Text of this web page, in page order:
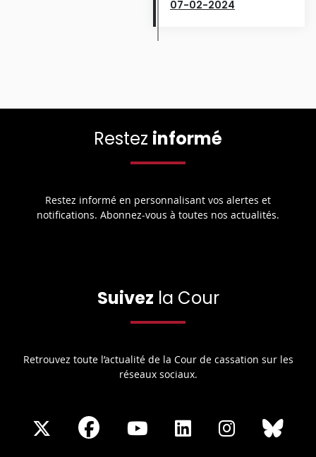
07-02-2024
Restez informé
Restez informé en personnalisant vos alertes et
notifications. Abonnez-vous à toutes nos actualités.
Suivez la Cour
Retrouvez toute l’actualité de la Cour de cassation sur les
réseaux sociaux.
ShareShare
Share
Share
Share